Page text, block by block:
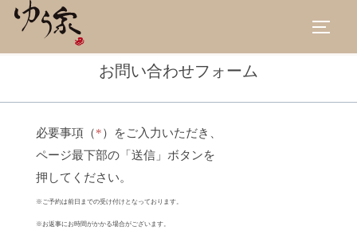
テ
ツ
検
象:
お問い合わせフォーム
必要事項（*）をご入力いただき、
ページ最下部の「送信」ボタンを
押してください。
※ご予約は前日までの受け付けとなっております。
※お返事にお時間がかかる場合がございます。